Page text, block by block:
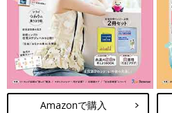
Amazonで購入